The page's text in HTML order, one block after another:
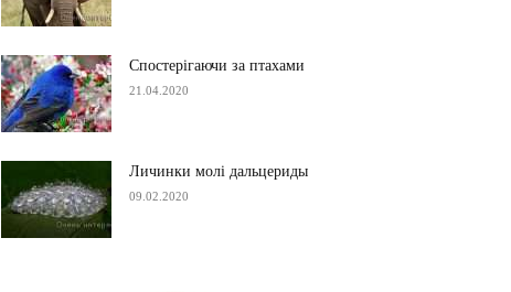
Спостерігаючи за птахами
21.04.2020
Личинки молі дальцериды
09.02.2020